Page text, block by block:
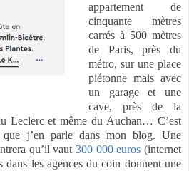
appartement de
cinquante mètres
carrés à 500 mètres
de Paris, près du
métro, sur une place
piétonne mais avec
un garage et une
cave, près de la
Leclerc et même du Auchan… C’est
j’en parle dans mon blog. Une
qu’il vaut 300 000 euros (internet
dans les agences du coin donnent une